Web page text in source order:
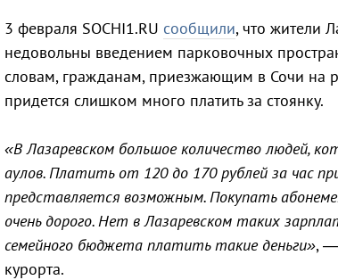
3 февраля SOCHI1.RU сообщили, что жители
недовольны введением парковочных
словам, гражданам, приезжающим в Сочи на
придется слишком много платить за стоянку.
«В Лазаревском большое количество людей,
аулов. Платить от 120 до 170 рублей за час
представляется возможным. Покупать
очень дорого. Нет в Лазаревском таких
семейного бюджета платить такие деньги», —
курорта.